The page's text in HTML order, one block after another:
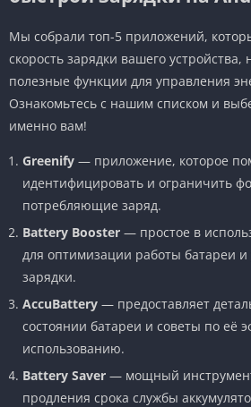
Мы собрали топ-5 приложений,
скорость зарядки вашего устройства,
полезные функции для управления
Ознакомьтесь с нашим списком и
именно вам!
Greenify — приложение, которое
идентифицировать и ограничить
потребляющие заряд.
Battery Booster — простое в
для оптимизации работы батареи и
зарядки.
AccuBattery — предоставляет
состоянии батареи и советы по её
использованию.
Battery Saver — мощный
продления срока службы